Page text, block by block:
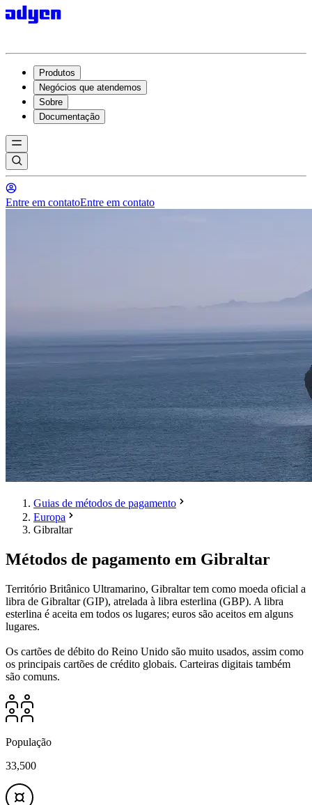
Produtos
Negócios que atendemos
Sobre
Documentação
Entre em contatoEntre em contato
Guias de métodos de pagamento
Europa
Gibraltar
Métodos de pagamento em Gibraltar
Território Britânico Ultramarino, Gibraltar tem como moeda oficial a
libra de Gibraltar (GIP), atrelada à libra esterlina (GBP). A libra
esterlina é aceita em todos os lugares; euros são aceitos em alguns
lugares.
Os cartões de débito do Reino Unido são muito usados, assim como
os principais cartões de crédito globais. Carteiras digitais também
População
33,500